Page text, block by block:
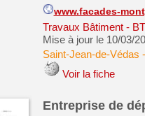
www.facades-
Travaux Bâtiment -
Mise à jour le 10/03/
Saint-Jean-de-Védas
Voir la fiche
Entreprise de